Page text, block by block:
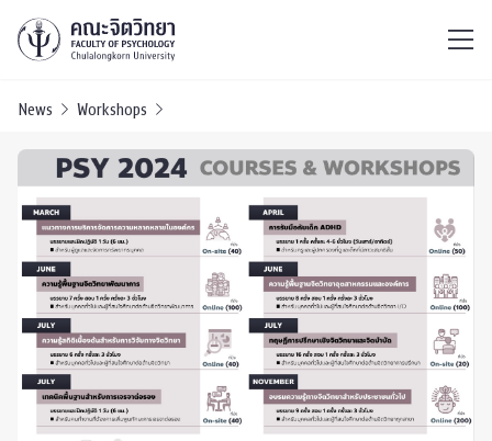
News Workshops